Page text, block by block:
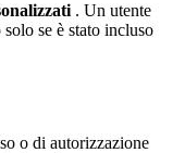
. Un utente
solo se è stato incluso
o di autorizzazione